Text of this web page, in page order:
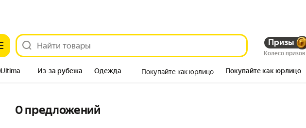
Призы
Колесо призов
Ultima Из-за рубежа Одежда Покупайте как юрлицо Покупайте как юрлицо
0 предложений